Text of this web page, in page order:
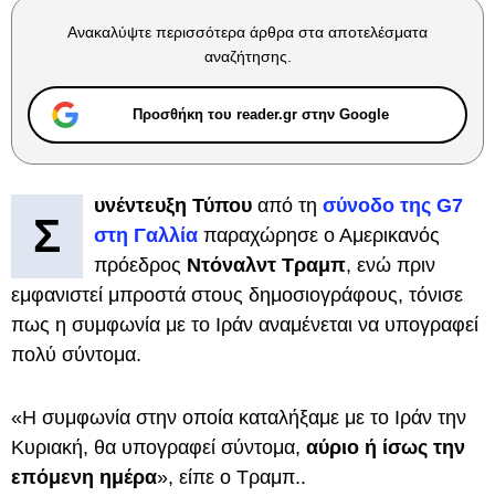
Ανακαλύψτε περισσότερα άρθρα στα αποτελέσματα
αναζήτησης.
Προσθήκη του reader.gr στην Google
Σ
υνέντευξη Τύπου από τη σύνοδο της G7
στη Γαλλία παραχώρησε ο Αμερικανός
πρόεδρος Ντόναλντ Τραμπ, ενώ πριν
εμφανιστεί μπροστά στους δημοσιογράφους, τόνισε
πως η συμφωνία με το Ιράν αναμένεται να υπογραφεί
πολύ σύντομα.
«Η συμφωνία στην οποία καταλήξαμε με το Ιράν την
Κυριακή, θα υπογραφεί σύντομα, αύριο ή ίσως την
επόμενη ημέρα», είπε ο Τραμπ..